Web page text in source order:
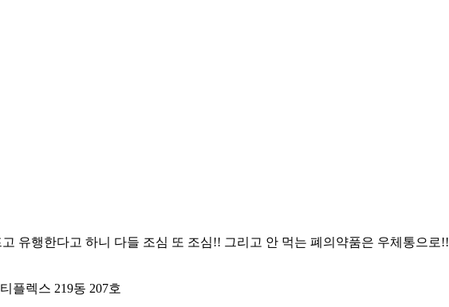
유행한다고 하니 다들 조심 또 조심!! 그리고 안 먹는 폐의약품은 우체통으로!!
플렉스 219동 207호